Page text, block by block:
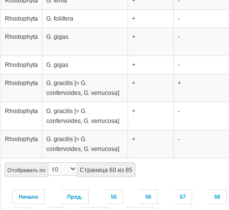
Отображать по Страница 60 из 85
Начало Пред. 55 56 57 58
Rhodophyta G. foliifera + -
Rhodophyta G. gigas + -
Rhodophyta G. gigas + -
Rhodophyta
G. gracilis [= G.
confervoides, G. verrucosa]
+ +
Rhodophyta
G. gracilis [= G.
confervoides, G. verrucosa]
+ -
Rhodophyta
G. gracilis [= G.
confervoides, G. verrucosa]
+ -